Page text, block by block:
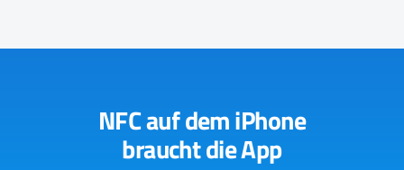
NFC auf dem iPhone
braucht die App